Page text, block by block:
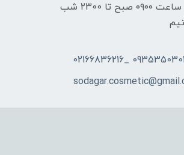
هفت روز هفته ، از ساعت ۰۹۰۰ صبح تا ۲۳00 شب